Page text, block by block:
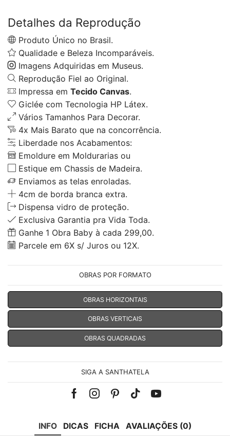
Detalhes da Reprodução
Produto Único no Brasil.
Qualidade e Beleza Incomparáveis.
Imagens Adquiridas em Museus.
Reprodução Fiel ao Original.
Impressa em Tecido Canvas.
Giclée com Tecnologia HP Látex.
Vários Tamanhos Para Decorar.
4x Mais Barato que na concorrência.
Liberdade nos Acabamentos:
Emoldure em Moldurarias ou
Estique em Chassis de Madeira.
Enviamos as telas enroladas.
4cm de borda branca extra.
Dispensa vidro de proteção.
Exclusiva Garantia pra Vida Toda.
Ganhe 1 Obra Baby à cada 299,00.
Parcele em 6X s/ Juros ou 12X.
OBRAS POR FORMATO
OBRAS HORIZONTAIS
OBRAS VERTICAIS
OBRAS QUADRADAS
SIGA A SANTHATELA
Facebook
Instagram
Pinterest
Tik-Youtube
INFO DICAS FICHA AVALIAÇÕES (0)